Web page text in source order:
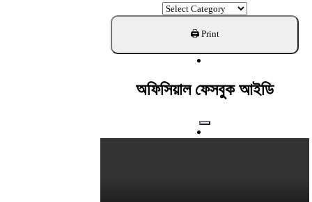
ক্যাটাগরি
খুঁজুন
অফিসিয়াল ফেসবুক আইডি